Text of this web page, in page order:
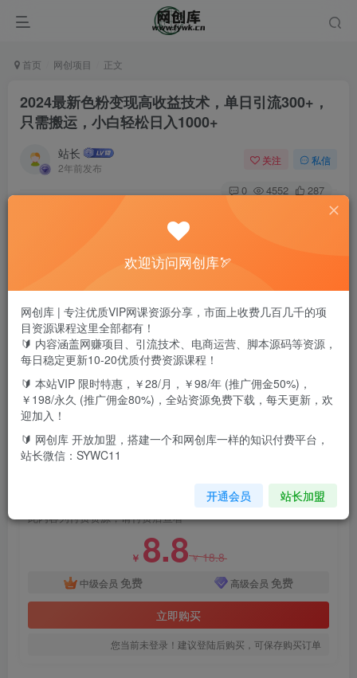
首页 网创项目 正文
2024最新色粉变现高收益技术，单日引流300+，
只需搬运，小白轻松日入1000+
站长
2年前发布
关注 私信
0 4552 287
色粉项目已经持续了很多年了，入局的人越来越多，今天就
给大家分享一个高收益的玩法，这个赛带玩法非常简单，自
带流量，只要发布就很容易爆炸，并且给大家提供多种容易
变现的方法
2024最新色粉变现高收益技术，单日引流300+，只需搬运，小白轻松日入1000+
此内容为付费资源，请付费后查看
￥ 8.8￥18.8
中级会员 免费 高级会员 免费
立即购买
您当前未登录！建议登陆后购买，可保存购买订单
欢迎访问网创库🏹
网创库 | 专注优质VIP网课资源分享，市面上收费几百几千的项
目资源课程这里全部都有！
🔰 内容涵盖网赚项目、引流技术、电商运营、脚本源码等资源，
每日稳定更新10-20优质付费资源课程！
🔰 本站VIP 限时特惠，￥28/月，￥98/年 (推广佣金50%)，
￥198/永久 (推广佣金80%)，全站资源免费下载，每天更新，欢
迎加入！
🔰 网创库 开放加盟，搭建一个和网创库一样的知识付费平台，
站长微信：SYWC11
开通会员 站长加盟